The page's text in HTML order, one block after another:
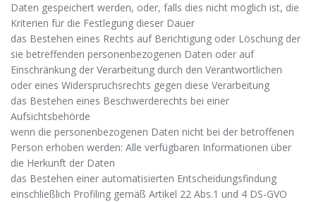
Daten gespeichert werden, oder, falls dies nicht möglich ist, die
Kriterien für die Festlegung dieser Dauer
das Bestehen eines Rechts auf Berichtigung oder Löschung der
sie betreffenden personenbezogenen Daten oder auf
Einschränkung der Verarbeitung durch den Verantwortlichen
oder eines Widerspruchsrechts gegen diese Verarbeitung
das Bestehen eines Beschwerderechts bei einer
Aufsichtsbehörde
wenn die personenbezogenen Daten nicht bei der betroffenen
Person erhoben werden: Alle verfügbaren Informationen über
die Herkunft der Daten
das Bestehen einer automatisierten Entscheidungsfindung
einschließlich Profiling gemäß Artikel 22 Abs.1 und 4 DS-GVO